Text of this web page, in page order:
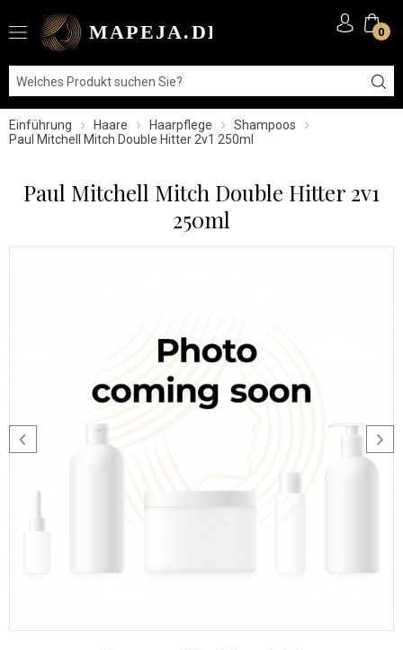
0
Einführung Haare Haarpflege
Shampoos
Paul Mitchell Mitch Double Hitter 2v1 250ml
Paul Mitchell Mitch Double Hitter 2v1
250ml